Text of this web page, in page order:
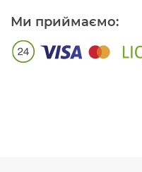
Ми приймаємо: